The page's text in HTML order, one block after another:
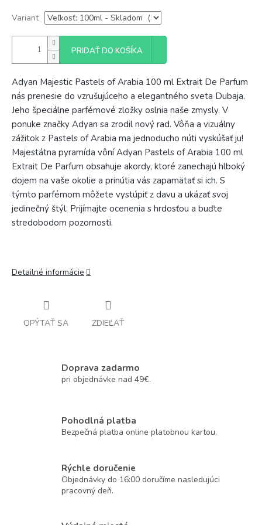
Variant
PRIDAŤ DO KOŠÍKA
Adyan Majestic Pastels of Arabia 100 ml Extrait De Parfum
nás prenesie do vzrušujúceho a elegantného sveta Dubaja.
Jeho špeciálne parfémové zložky oslnia naše zmysly. V
ponuke značky Adyan sa zrodil nový rad. Vôňa a vizuálny
zážitok z Pastels of Arabia ma jednoducho núti vyskúšať ju!
Majestátna pyramída vôní Adyan Pastels of Arabia 100 ml
Extrait De Parfum obsahuje akordy, ktoré zanechajú hlboký
dojem na vaše okolie a prinútia vás zapamätať si ich. S
týmto parfémom môžete vystúpiť z davu a ukázať svoj
jedinečný štýl. Prijímajte ocenenia s hrdosťou a buďte
stredobodom pozornosti.
Detailné informácie
OPÝTAŤ SA ZDIEĽAŤ
Doprava zadarmo
pri objednávke nad 49€.
Pohodlná platba
Bezpečná platba online platobnou kartou.
Rýchle doručenie
Objednávky do 16:00 doručíme nasledujúci
pracovný deň.